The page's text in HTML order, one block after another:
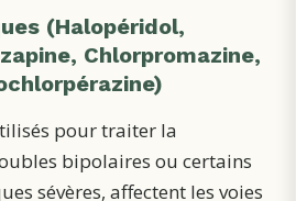
(Halopéridol,
Chlorpromazine,
pour traiter la
bipolaires ou certains
sévères, affectent les voies